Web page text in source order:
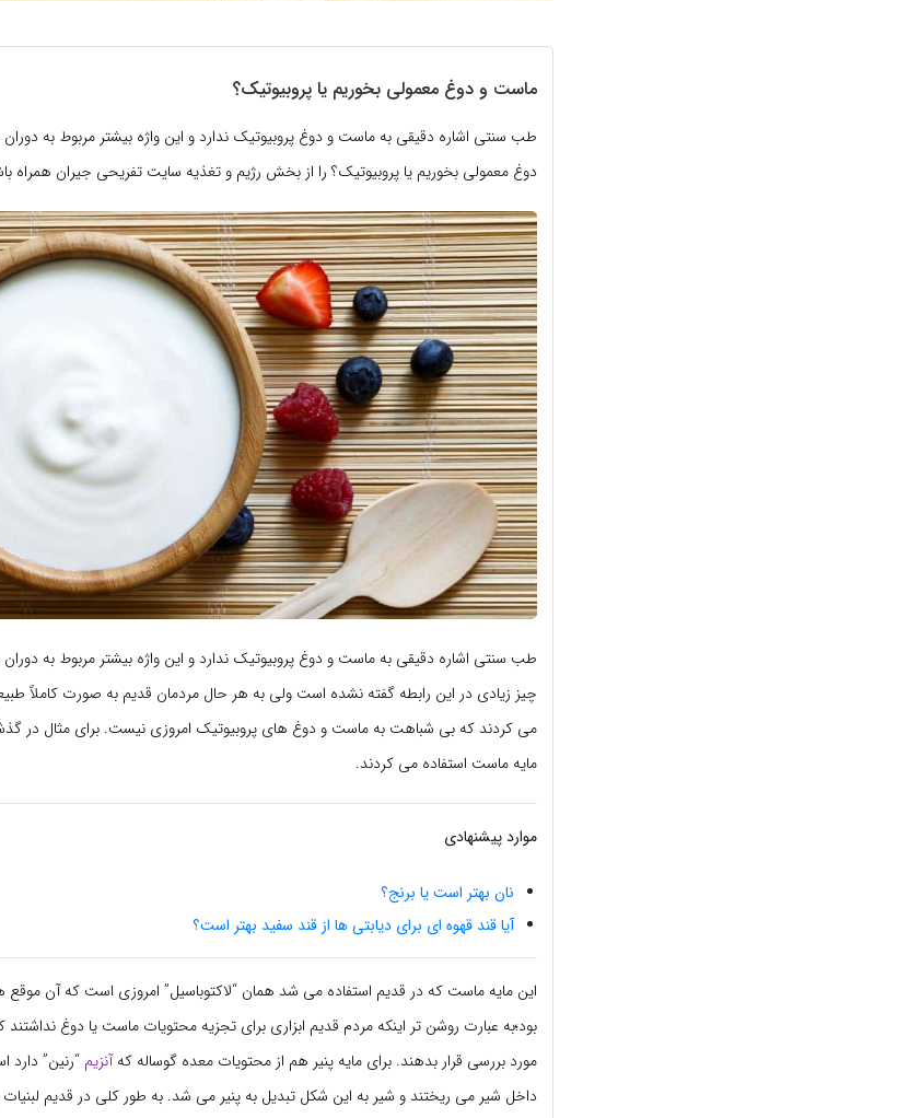
ماست و دوغ معمولی بخوریم یا پروبیوتیک؟
طب سنتی اشاره دقیقی به ماست و دوغ پروبیوتیک ندارد و این واژه بیشتر مربوط به
دوغ معمولی بخوریم یا پروبیوتیک؟ را از بخش رژیم و تغذیه سایت تفریحی جیران همراه
طب سنتی اشاره دقیقی به ماست و دوغ پروبیوتیک ندارد و این واژه بیشتر مربوط به
چیز زیادی در این رابطه گفته نشده است ولی به هر حال مردمان قدیم به صورت کاملاً
می کردند که بی شباهت به ماست و دوغ های پروبیوتیک امروزی نیست. برای مثال در
مایه ماست استفاده می کردند.
موارد پیشنهادی
نان بهتر است یا برنج؟
آیا قند قهوه ای برای دیابتی ها از قند سفید بهتر است؟
این مایه ماست که در قدیم استفاده می شد همان “لاکتوباسیل” امروزی است که آن موقع
بود؛به عبارت روشن تر اینکه مردم قدیم ابزاری برای تجزیه محتویات ماست یا دوغ نداشتند
مورد بررسی قرار بدهند. برای مایه پنیر هم از محتویات معده گوساله کهآنزیم “رنین” دارد
داخل شیر می ریختند و شیر به این شکل تبدیل به پنیر می شد. به طور کلی در قدیم